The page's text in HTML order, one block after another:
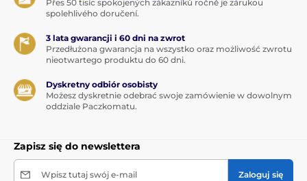
Přes 50 tisíc spokojených zákazníků ročně je zárukou
spolehlivého doručení.
3 lata gwarancji i 60 dni na zwrot
Przedłużona gwarancja na wszystko oraz możliwość zwrotu
nieotwartego produktu do 60 dni.
Dyskretny odbiór osobisty
Możesz dyskretnie odebrać swoje zamówienie w dowolnym
oddziale Paczkomatu.
Zapisz się do newslettera
Wpisz tutaj swój e-mail Zaloguj się